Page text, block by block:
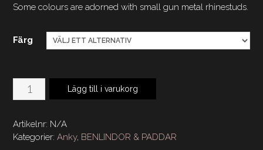
Some colours are adorned with small gun metal rhinestuds.
Färg
ANKY
benlindor
Lägg till i varukorg
Artikelnr: N/A
Kategorier: Anky, BENLINDOR & PADDAR